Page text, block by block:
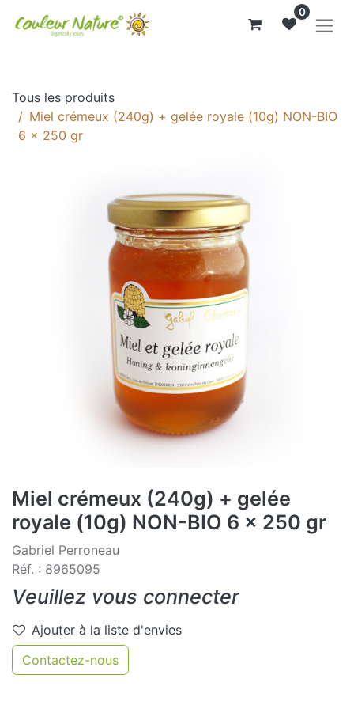
0
Tous les produits
Miel crémeux (240g) + gelée royale (10g) NON-BIO
6 x 250 gr
Miel crémeux (240g) + gelée
royale (10g) NON-BIO 6 x 250 gr
Gabriel Perroneau
Réf. : 8965095
Veuillez vous connecter
Ajouter à la liste d'envies
Contactez-nous